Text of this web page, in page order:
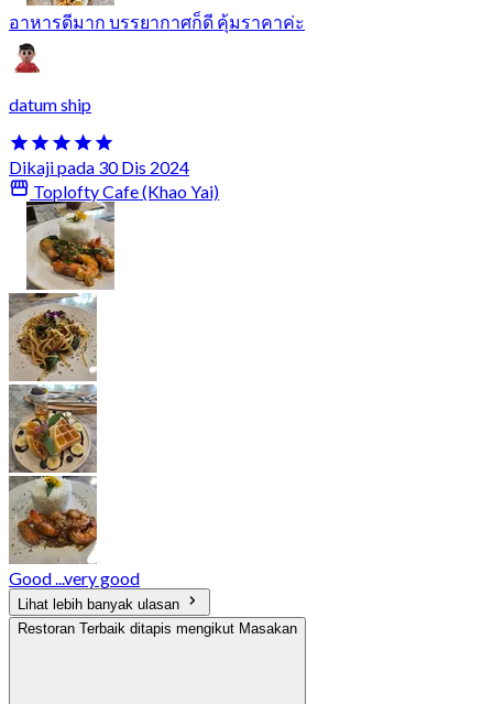
อาหารดีมาก บรรยากาศก็ดี คุ้มราคาค่ะ
datum ship
Dikaji pada 30 Dis 2024
Toplofty Cafe (Khao Yai)
Good ...very good
Lihat lebih banyak ulasan
Restoran Terbaik ditapis mengikut Masakan